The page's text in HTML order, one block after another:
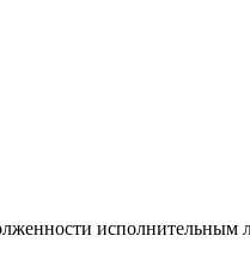
исполнительным